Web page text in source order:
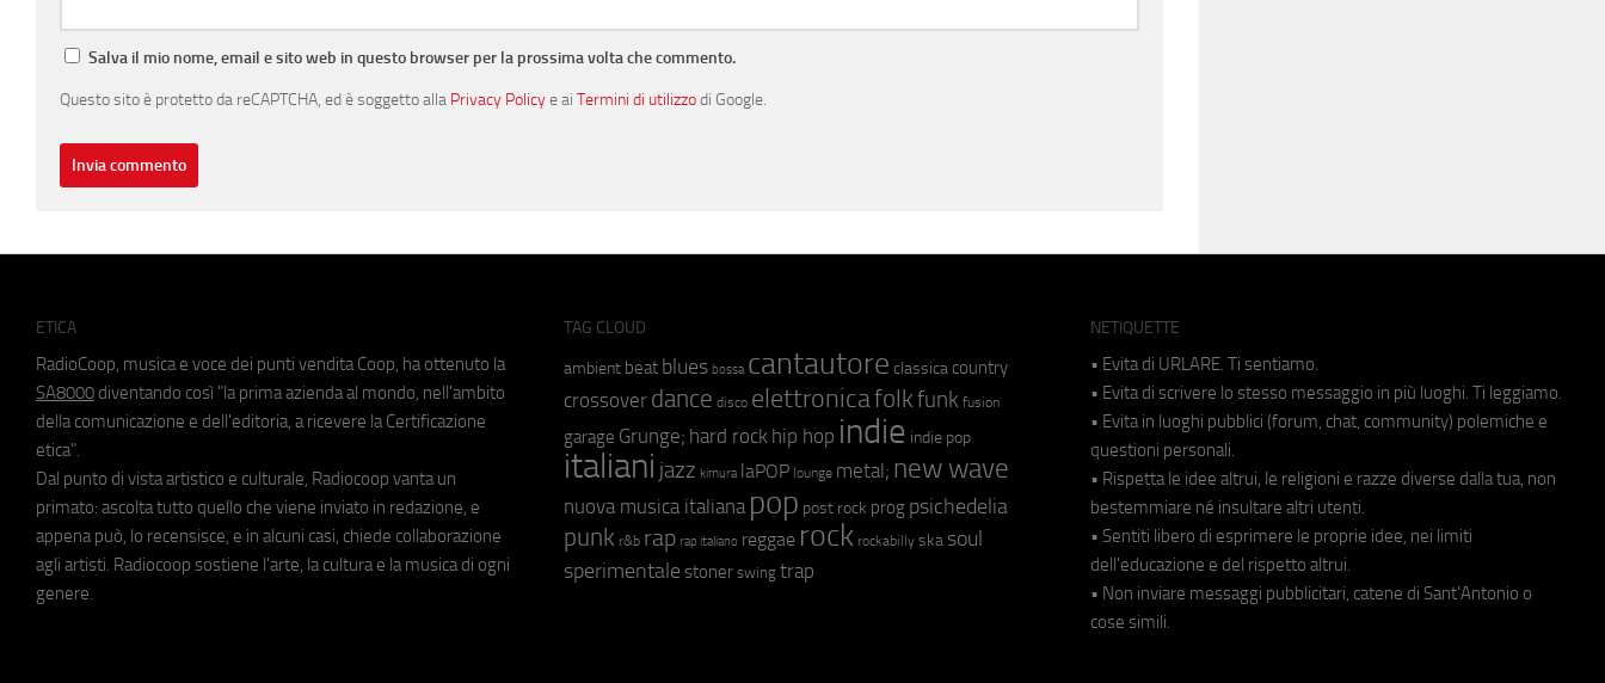
Salva il mio nome, email e sito web in questo browser per la prossima volta che commento.
Questo sito è protetto da reCAPTCHA, ed è soggetto alla Privacy Policye ai Termini di utilizzodi Google.
ETICA
RadioCoop, musica e voce dei punti vendita Coop, ha ottenuto la
SA8000 diventando così "la prima azienda al mondo, nell'ambito
della comunicazione e dell'editoria, a ricevere la Certificazione
etica".
Dal punto di vista artistico e culturale, Radiocoop vanta un
primato: ascolta tutto quello che viene inviato in redazione, e
appena può, lo recensisce, e in alcuni casi, chiede collaborazione
agli artisti. Radiocoop sostiene l'arte, la cultura e la musica di ogni
genere.
TAG CLOUD
ambient beat blues bossa cantautore classica country
crossover dance disco elettronicafolkfunk fusion
garage Grunge; hard rock hip hop indie indie pop
italiani jazz kimura laPOP lounge metal; new wave
nuova musica italiana pop post rock prog psichedelia
punk r&b rap rap italiano reggae rock rockabilly ska soul
sperimentale stoner swing trap
NETIQUETTE
• Evita di URLARE. Ti sentiamo.
• Evita di scrivere lo stesso messaggio in più luoghi. Ti leggiamo.
• Evita in luoghi pubblici (forum, chat, community) polemiche e
questioni personali.
• Rispetta le idee altrui, le religioni e razze diverse dalla tua, non
bestemmiare né insultare altri utenti.
• Sentiti libero di esprimere le proprie idee, nei limiti
dell'educazione e del rispetto altrui.
• Non inviare messaggi pubblicitari, catene di Sant'Antonio o
cose simili.